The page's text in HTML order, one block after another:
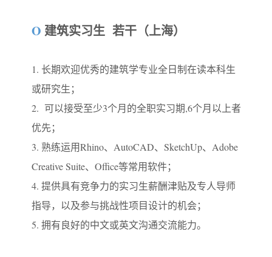
O 建筑实习生 若干（上海）
1. 长期欢迎优秀的建筑学专业全日制在读本科生
或研究生；
2. 可以接受至少3个月的全职实习期,6个月以上者
优先；
3. 熟练运用Rhino、AutoCAD、SketchUp、Adobe
Creative Suite、Office等常用软件；
4. 提供具有竞争力的实习生薪酬津贴及专人导师
指导，以及参与挑战性项目设计的机会；
5. 拥有良好的中文或英文沟通交流能力。